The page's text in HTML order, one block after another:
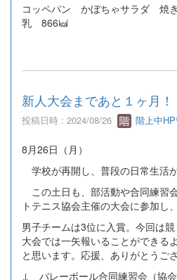
コッペパン かぼちゃサラダ
乳 866㎉
新人大会まであと１ヶ月！
投稿日時 : 2024/08/26 階上中
8月26日（月）
学校が再開し、普段の日常生活
この土日も、部活動や合同練習
トテニス協会主催の大会に参加し
男子チームは3位に入賞。今回は
大会では一矢報いることができる
と思います。応援、ありがとうご
↓ バレーボール合同練習会（協